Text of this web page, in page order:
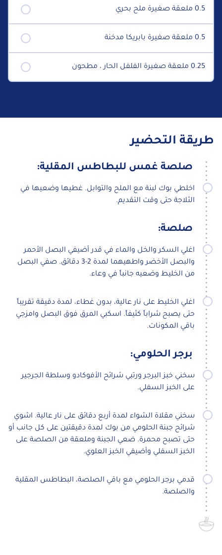
0.5 ملعقة صغيرة ملح بحري
0.5 ملعقة صغيرة بابريكا مدخنة
0.25 ملعقة صغيرة الفلفل الحار ، مطحون
طريقة التحضير
صلصة غمس للبطاطس المقلية:
اخلطي بوك لبنة مع الملح والتوابل. غطيها وضعيها في
الثلاجة حتى وقت التقديم.
صلصة:
اغلي السكر والخل والماء في قدر أضيفي البصل الأحمر
والبصل الأخضر واطهيهما لمدة 2-3 دقائق. صفي البصل
من الخليط وضعيه جانباً في وعاء.
اغلي الخليط على نار عالية، بدون غطاء، لمدة دقيقة تقريباً
حتى يصبح شراباً كثيفاً. اسكبي المرق فوق البصل وامزجي
باقي المكونات.
برجر الحلومي:
سخني خبز البرجر ورتبي شرائح الأفوكادو وسلطة الجرجير
على الخبز السفلي.
سخني مقلاة الشواء لمدة أربع دقائق على نار عالية. اشوي
شرائح جبنة الحلومي من بوك لمدة دقيقتين على كل جانب أو
حتى تصبح محمرة. ضعي الجبنة وملعقة من الصلصة على
الخبز السفلي وأضيفي الخبز العلوي.
قدمي برجر الحلومي مع باقي الصلصة، البطاطس المقلية
والصلصة.